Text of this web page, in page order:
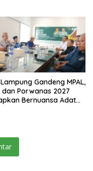
Lampung Gandeng MPAL,
dan Porwanas 2027
Bernuansa Adat